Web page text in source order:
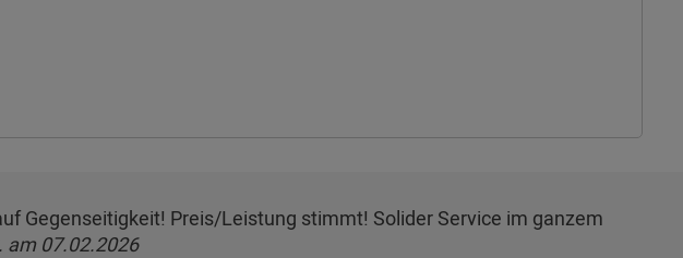
Gegenseitigkeit! Preis/Leistung stimmt! Solider Service im ganzem
am 07.02.2026